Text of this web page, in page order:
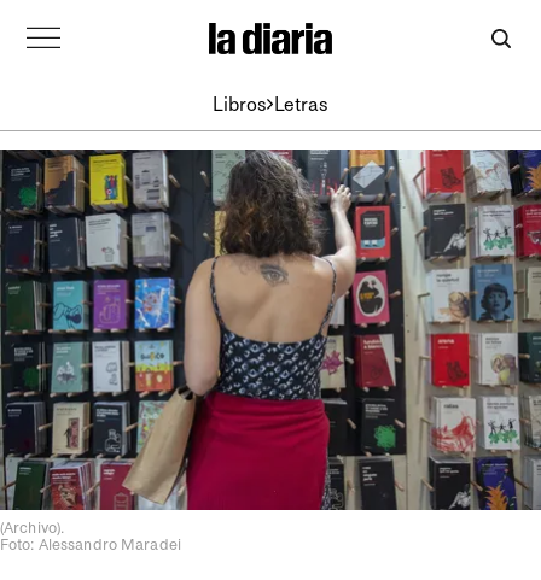
Libros Letras
(Archivo).
Foto: Alessandro Maradei